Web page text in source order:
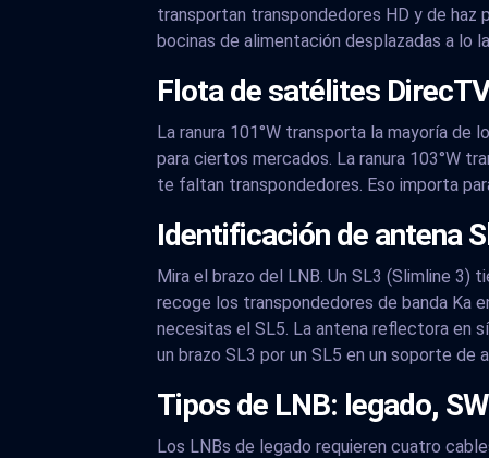
transportan transpondedores HD y de
bocinas de alimentación desplazadas a lo
Flota de satélites
La ranura 101°W transporta la mayoría de
para ciertos mercados. La ranura 103°W
te faltan transpondedores. Eso importa
Identificación de antena
Mira el brazo del LNB. Un SL3 (Slimline 3)
recoge los transpondedores de banda Ka
necesitas el SL5. La antena reflectora en
un brazo SL3 por un SL5 en un soporte de
Tipos de LNB: legado,
Los LNBs de legado requieren cuatro